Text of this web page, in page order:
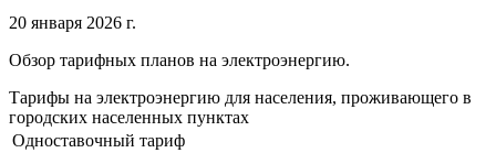
20 января 2026 г.
Обзор тарифных планов на электроэнергию.
Тарифы на электроэнергию для населения, проживающего в
городских населенных пунктах
Одноставочный тариф